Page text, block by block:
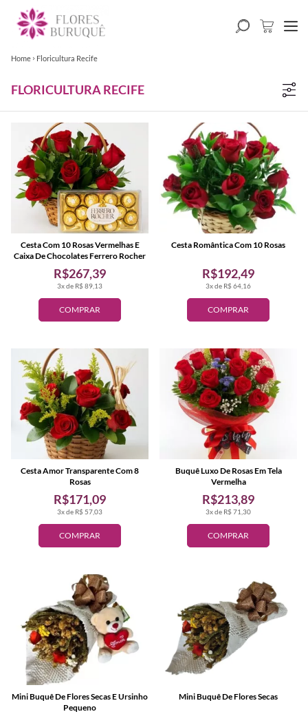
Home Floricultura Recife
FLORICULTURA RECIFE
COMPRAR
3x de R$ 89,13
R$267,39
Cesta Com 10 Rosas Vermelhas E
Caixa De Chocolates Ferrero Rocher
COMPRAR
3x de R$ 64,16
R$192,49
Cesta Romântica Com 10 Rosas
COMPRAR
3x de R$ 57,03
R$171,09
Cesta Amor Transparente Com 8
Rosas
COMPRAR
3x de R$ 71,30
R$213,89
Buquê Luxo De Rosas Em Tela
Vermelha
Mini Buquê De Flores Secas E Ursinho
Pequeno
Mini Buquê De Flores Secas